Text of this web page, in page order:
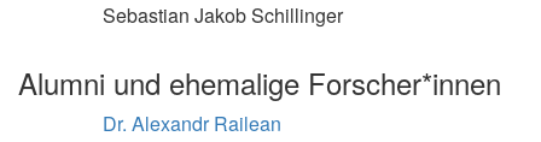
Sebastian Jakob Schillinger
Alumni und ehemalige Forscher*innen
Dr. Alexandr Railean